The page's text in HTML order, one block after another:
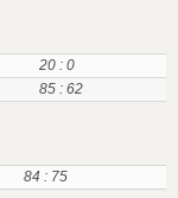
20 : 0
85 : 62
84 : 75